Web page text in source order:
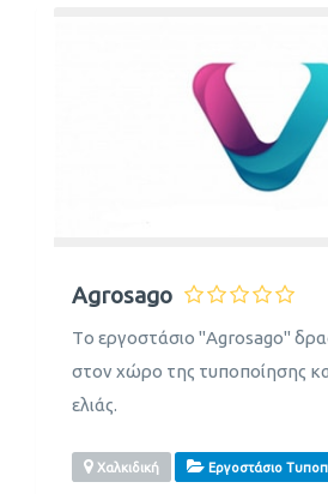
Agrosago
Tο εργοστάσιο "Agrosago"
στον χώρο της τυποποίησης
ελιάς.
Χαλκιδική Εργοστάσιο